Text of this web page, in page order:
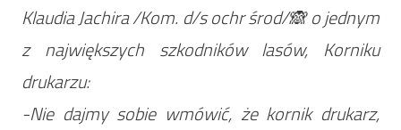
Klaudia Jachira /Kom. d/s ochr środ/🙈 o jednym
z największych szkodników lasów, Korniku
drukarzu:
-Nie dajmy sobie wmówić, że kornik drukarz,